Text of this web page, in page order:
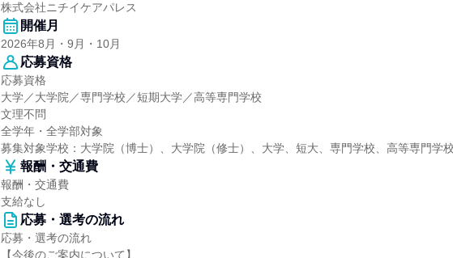
株式会社ニチイケアパレス
開催月
2026年8月・9月・10月
応募資格
応募資格
大学／大学院／専門学校／短期大学／高等専門学校
文理不問
全学年・全学部対象
募集対象学校：大学院（博士）、大学院（修士）、大学、短大、専門学校、高等専門学
報酬・交通費
報酬・交通費
支給なし
応募・選考の流れ
応募・選考の流れ
【今後のご案内について】